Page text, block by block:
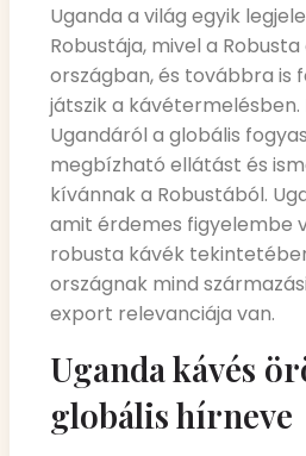
Uganda a világ egyik
Robustája, mivel a
országban, és továbbra is
játszik a kávétermelésben.
Ugandáról a globális
megbízható ellátást és
kívánnak a Robustából.
amit érdemes figyelembe
robusta kávék
országnak mind
export relevanciája van.
Uganda kávés
globális hírneve